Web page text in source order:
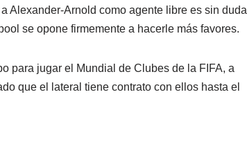
Alexander-Arnold como agente libre es sin duda
se opone firmemente a hacerle más favores.
para jugar el Mundial de Clubes de la FIFA, a
que el lateral tiene contrato con ellos hasta el